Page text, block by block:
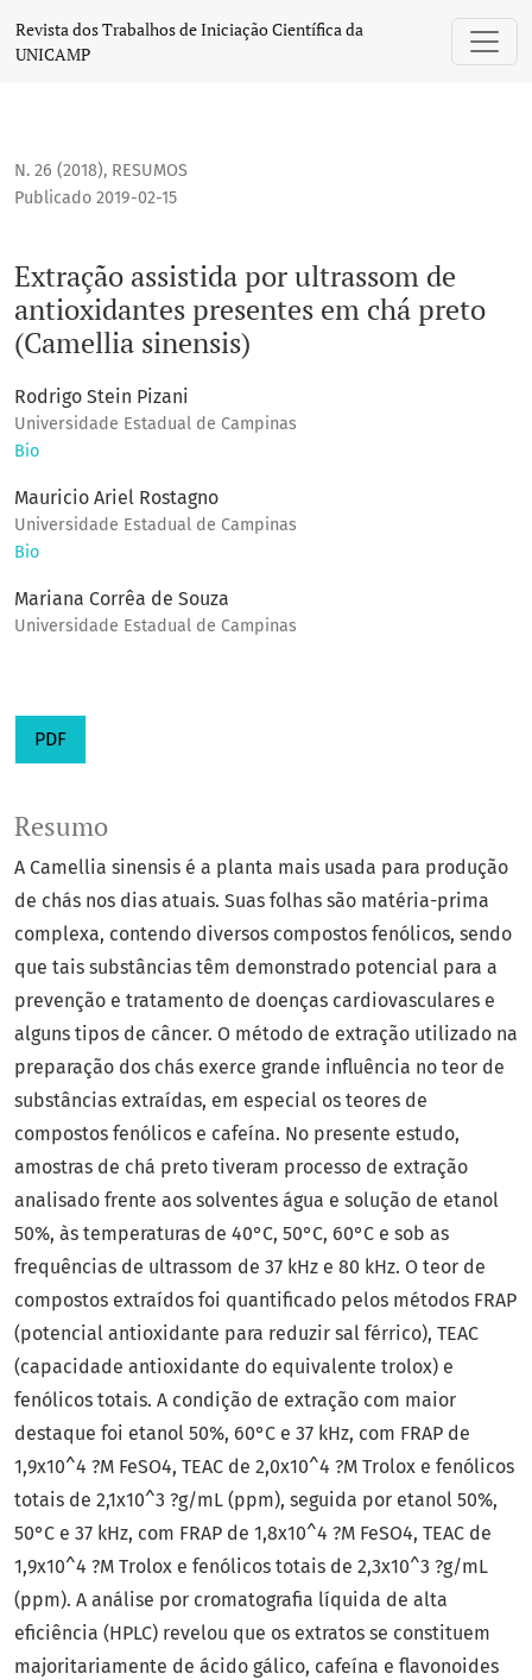
Extração assistida por ultrassom de antioxidantes
Revista dos Trabalhos de Iniciação Científica da
UNICAMP
N. 26 (2018), RESUMOS
Extração assistida por ultrassom de
antioxidantes presentes em chá preto
(Camellia sinensis)
Publicado 2019-02-15
Rodrigo Stein Pizani
Universidade Estadual de Campinas
Bio
Mauricio Ariel Rostagno
Universidade Estadual de Campinas
Bio
Mariana Corrêa de Souza
Universidade Estadual de Campinas
PDF
Resumo
A Camellia sinensis é a planta mais usada para produção
de chás nos dias atuais. Suas folhas são matéria-prima
complexa, contendo diversos compostos fenólicos, sendo
que tais substâncias têm demonstrado potencial para a
prevenção e tratamento de doenças cardiovasculares e
alguns tipos de câncer. O método de extração utilizado na
preparação dos chás exerce grande influência no teor de
substâncias extraídas, em especial os teores de
compostos fenólicos e cafeína. No presente estudo,
amostras de chá preto tiveram processo de extração
analisado frente aos solventes água e solução de etanol
50%, às temperaturas de 40°C, 50°C, 60°C e sob as
frequências de ultrassom de 37 kHz e 80 kHz. O teor de
compostos extraídos foi quantificado pelos métodos FRAP
(potencial antioxidante para reduzir sal férrico), TEAC
(capacidade antioxidante do equivalente trolox) e
fenólicos totais. A condição de extração com maior
destaque foi etanol 50%, 60°C e 37 kHz, com FRAP de
1,9x10^4 ?M FeSO4, TEAC de 2,0x10^4 ?M Trolox e fenólicos
totais de 2,1x10^3 ?g/mL (ppm), seguida por etanol 50%,
50°C e 37 kHz, com FRAP de 1,8x10^4 ?M FeSO4, TEAC de
1,9x10^4 ?M Trolox e fenólicos totais de 2,3x10^3 ?g/mL
(ppm). A análise por cromatografia líquida de alta
eficiência (HPLC) revelou que os extratos se constituem
majoritariamente de ácido gálico, cafeína e flavonoides